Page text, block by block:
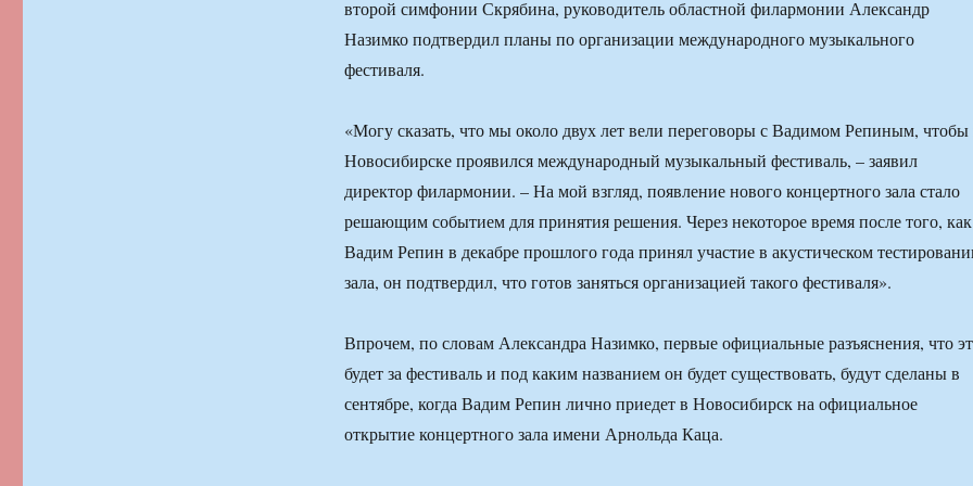
второй симфонии Скрябина, руководитель областной филармонии Александр
Назимко подтвердил планы по организации международного музыкального
фестиваля.
«Могу сказать, что мы около двух лет вели переговоры с Вадимом Репиным, чтобы
Новосибирске проявился международный музыкальный фестиваль, – заявил
директор филармонии. – На мой взгляд, появление нового концертного зала стало
решающим событием для принятия решения. Через некоторое время после того, как
Вадим Репин в декабре прошлого года принял участие в акустическом
зала, он подтвердил, что готов заняться организацией такого фестиваля».
Впрочем, по словам Александра Назимко, первые официальные разъяснения, что
будет за фестиваль и под каким названием он будет существовать, будут сделаны в
сентябре, когда Вадим Репин лично приедет в Новосибирск на официальное
открытие концертного зала имени Арнольда Каца.